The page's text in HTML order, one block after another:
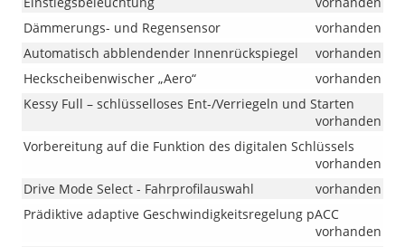
Dämmerungs- und Regensensor
vorhanden
Automatisch abblendender Innenrückspiegel
vorhanden
Heckscheibenwischer „Aero“
vorhanden
Kessy Full – schlüsselloses Ent-/Verriegeln und Starten
vorhanden
Vorbereitung auf die Funktion des digitalen Schlüssels
vorhanden
Drive Mode Select - Fahrprofilauswahl
vorhanden
Prädiktive adaptive Geschwindigkeitsregelung pACC
vorhanden